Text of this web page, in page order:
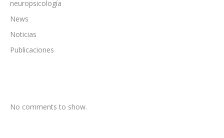
neuropsicología
News
Noticias
Publicaciones
No comments to show.